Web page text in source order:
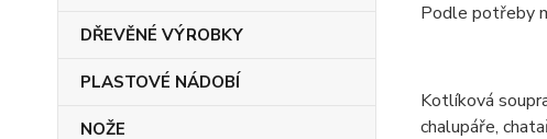
DŘEVĚNÉ VÝROBKY
PLASTOVÉ NÁDOBÍ
NOŽE
Podle potřeby
Kotlíková
chalupáře,